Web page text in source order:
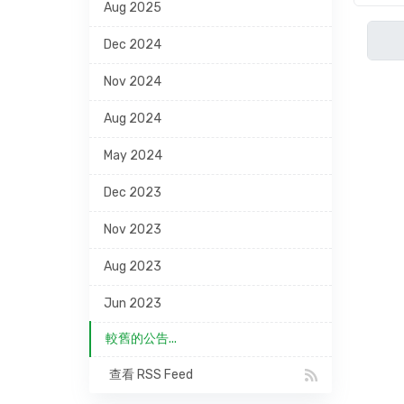
Aug 2025
Dec 2024
Nov 2024
Aug 2024
May 2024
Dec 2023
Nov 2023
Aug 2023
Jun 2023
較舊的公告...
查看 RSS Feed